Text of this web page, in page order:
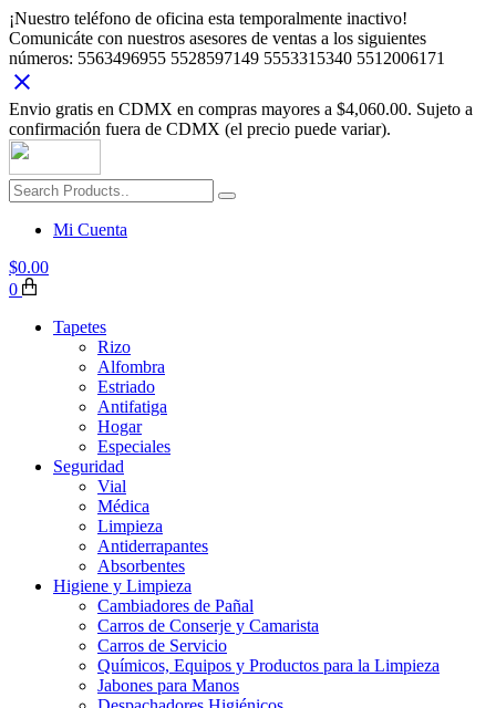
¡Nuestro teléfono de oficina esta temporalmente inactivo!
Comunicáte con nuestros asesores de ventas a los siguientes
números: 5563496955 5528597149 5553315340 5512006171
Envio gratis en CDMX en compras mayores a $4,060.00. Sujeto a
confirmación fuera de CDMX (el precio puede variar).
Mi Cuenta
$0.00
0
Tapetes
Rizo
Alfombra
Estriado
Antifatiga
Hogar
Especiales
Seguridad
Vial
Médica
Limpieza
Antiderrapantes
Absorbentes
Higiene y Limpieza
Cambiadores de Pañal
Carros de Conserje y Camarista
Carros de Servicio
Químicos, Equipos y Productos para la Limpieza
Jabones para Manos